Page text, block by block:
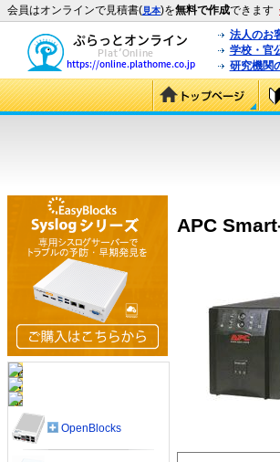
会員はオンラインで見積書(見本)を無料で作成できます
法人のお
学校・官
研究機関
APC
OpenBlocks